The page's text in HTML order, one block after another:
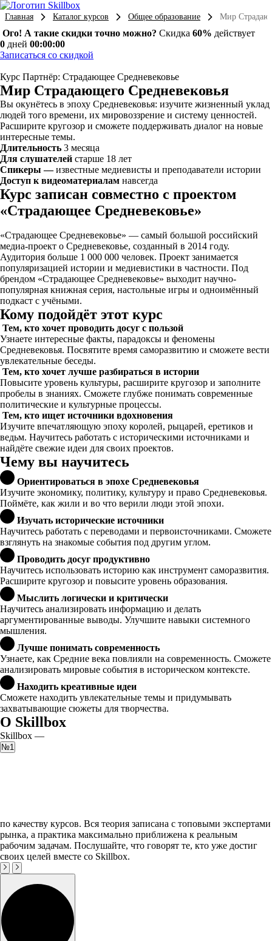
Главная Каталог курсов Общее образование Мир
Ого! А такие скидки точно можно? Скидка 60% действует
0 дней 00:00:00
Записаться со скидкой
Курс Партнёр: Страдающее Средневековье
Мир Страдающего Средневековья
Вы окунётесь в эпоху Средневековья: изучите жизненный уклад
людей того времени, их мировоззрение и систему ценностей.
Расширите кругозор и сможете поддерживать диалог на новые
интересные темы.
Длительность 3 месяца
Для слушателей старше 18 лет
Спикеры —известные медиевисты и преподаватели истории
Доступ к видеоматериалам навсегда
Курс записан совместно с проектом
«Страдающее Средневековье»
«Страдающее Средневековье» — самый большой российский
медиа-проект о Средневековье, созданный в 2014 году.
Аудитория больше 1 000 000 человек. Проект занимается
популяризацией истории и медиевистики в частности. Под
брендом «Страдающее Средневековье» выходит научно-
популярная книжная серия, настольные игры и одноимённый
подкаст с учёными.
Кому подойдёт этот курс
Тем, кто хочет проводить досуг с пользой
Узнаете интересные факты, парадоксы и феномены
Средневековья. Посвятите время саморазвитию и сможете вести
увлекательные беседы.
Тем, кто хочет лучше разбираться в истории
Повысите уровень культуры, расширите кругозор и заполните
пробелы в знаниях. Сможете глубже понимать современные
политические и культурные процессы.
Тем, кто ищет источники вдохновения
Изучите впечатляющую эпоху королей, рыцарей, еретиков и
ведьм. Научитесь работать с историческими источниками и
найдёте свежие идеи для своих проектов.
Чему вы научитесь
Ориентироваться в эпохе Средневековья
Изучите экономику, политику, культуру и право Средневековья.
Поймёте, как жили и во что верили люди этой эпохи.
Изучать исторические источники
Научитесь работать с переводами и первоисточниками. Сможете
взглянуть на знакомые события под другим углом.
Проводить досуг продуктивно
Научитесь использовать историю как инструмент саморазвития.
Расширите кругозор и повысите уровень образования.
Мыслить логически и критически
Научитесь анализировать информацию и делать
аргументированные выводы. Улучшите навыки системного
мышления.
Лучше понимать современность
Узнаете, как Средние века повлияли на современность. Сможете
анализировать мировые события в историческом контексте.
Находить креативные идеи
Сможете находить увлекательные темы и придумывать
захватывающие сюжеты для творчества.
О Skillbox
Skillbox —
№1
по качеству курсов. Вся теория записана с топовыми экспертами
рынка, а практика максимально приближена к реальным
рабочим задачам. Послушайте, что говорят те, кто уже достиг
своих целей вместе со Skillbox.